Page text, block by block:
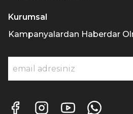
Kurumsal
Kampanyalardan Haberdar